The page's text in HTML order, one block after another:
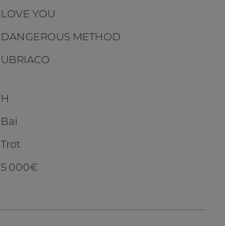
LOVE YOU
DANGEROUS METHOD
UBRIACO
H
Bai
Trot
5 000€